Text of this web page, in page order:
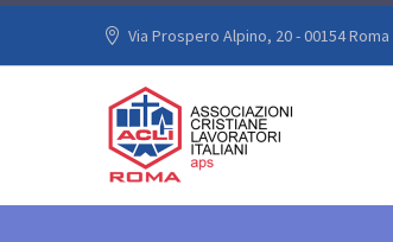
Via Prospero Alpino, 20 - 00154 Roma